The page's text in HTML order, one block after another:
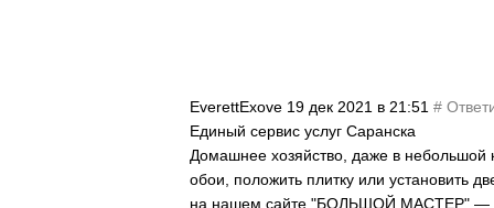
EverettExove 19 дек 2021 в 21:51 #
Единый сервис услуг Саранска
Домашнее хозяйство, даже в небольшой
обои, положить плитку или установить
на нашем сайте "БОЛЬШОЙ МАСТЕР" —